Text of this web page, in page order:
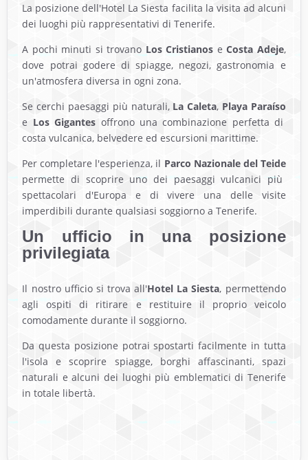
La posizione dell'Hotel La Siesta facilita la visita ad alcuni
dei luoghi più rappresentativi di Tenerife.
A pochi minuti si trovano Los Cristianos eCosta Adeje,
dove potrai godere di spiagge, negozi, gastronomia e
un'atmosfera diversa in ogni zona.
Se cerchi paesaggi più naturali, La Caleta, Playa Paraíso
e Los Gigantes offrono una combinazione perfetta di
costa vulcanica, belvedere ed escursioni marittime.
Per completare l'esperienza, il Parco Nazionale del Teide
permette di scoprire uno dei paesaggi vulcanici più
spettacolari d'Europa e di vivere una delle visite
imperdibili durante qualsiasi soggiorno a Tenerife.
Un ufficio in una posizione
privilegiata
Il nostro ufficio si trova all'Hotel La Siesta, permettendo
agli ospiti di ritirare e restituire il proprio veicolo
comodamente durante il soggiorno.
Da questa posizione potrai spostarti facilmente in tutta
l'isola e scoprire spiagge, borghi affascinanti, spazi
naturali e alcuni dei luoghi più emblematici di Tenerife
in totale libertà.